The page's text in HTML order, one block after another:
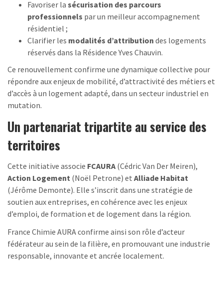
Favoriser la sécurisation des parcours
professionnels par un meilleur accompagnement
résidentiel ;
Clarifier les modalités d’attribution des logements
réservés dans la Résidence Yves Chauvin.
Ce renouvellement confirme une dynamique collective pour
répondre aux enjeux de mobilité, d’attractivité des métiers et
d’accès à un logement adapté, dans un secteur industriel en
mutation.
Un partenariat tripartite au service des
territoires
Cette initiative associe FCAURA (Cédric Van Der Meiren),
Action Logement (Noël Petrone) et Alliade Habitat
(Jérôme Demonte). Elle s’inscrit dans une stratégie de
soutien aux entreprises, en cohérence avec les enjeux
d’emploi, de formation et de logement dans la région.
France Chimie AURA confirme ainsi son rôle d’acteur
fédérateur au sein de la filière, en promouvant une industrie
responsable, innovante et ancrée localement.